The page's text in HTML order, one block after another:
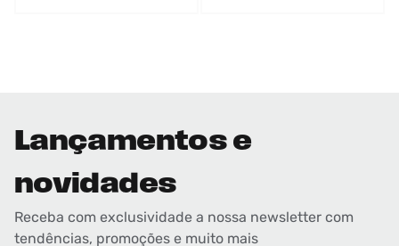
Lançamentos e
novidades
Receba com exclusividade a nossa newsletter com
tendências, promoções e muito mais